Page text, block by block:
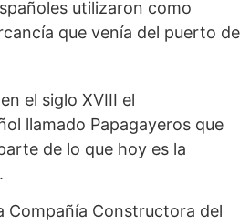
utilizaron como
que venía del puerto de
el siglo XVIII el
llamado Papagayeros que
de lo que hoy es la
Compañía Constructora del